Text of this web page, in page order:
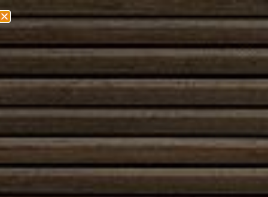
Olemme muuttamassa! Lisätietoa löydättäältä!
Muurattu piippu
Muurattu piippu on perinteinen ja arvostettu
hormiratkaisu, joka yhdistää kestävyyden, toimivuuden
ja visuaalisen arvokkuuden. Se rakentuu tiilestä,
harkoista tai luonnonkivestä, ja sen massa sitoo